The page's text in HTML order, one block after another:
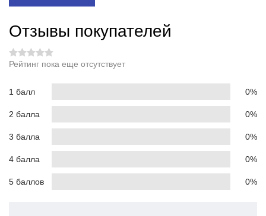
Отзывы покупателей
Рейтинг пока еще отсутствует
1 балл 0%
2 балла 0%
3 балла 0%
4 балла 0%
5 баллов 0%